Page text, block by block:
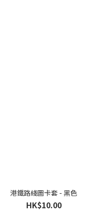
港鐵路綫圖卡套 - 黑色
HK$10.00